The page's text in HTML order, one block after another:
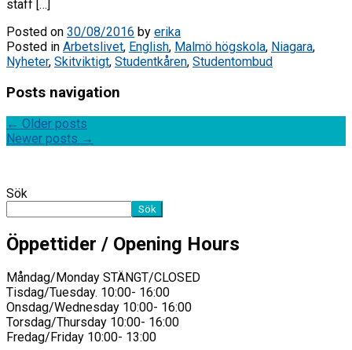
staff […]
Posted on 30/08/2016 by erika
Posted in Arbetslivet, English, Malmö högskola, Niagara,
Nyheter, Skitviktigt, Studentkåren, Studentombud
Posts navigation
← Older posts
Newer posts →
Sök
Sök
Öppettider / Opening Hours
Måndag/Monday STÄNGT/CLOSED
Tisdag/Tuesday. 10:00- 16:00
Onsdag/Wednesday 10:00- 16:00
Torsdag/Thursday 10:00- 16:00
Fredag/Friday 10:00- 13:00